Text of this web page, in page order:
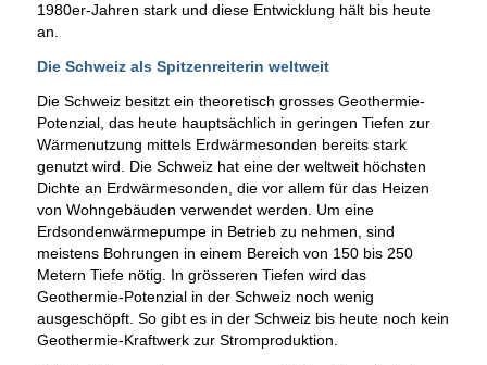
1980er-Jahren stark und diese Entwicklung hält bis heute
an.
Die Schweiz als Spitzenreiterin weltweit
Die Schweiz besitzt ein theoretisch grosses Geothermie-
Potenzial, das heute hauptsächlich in geringen Tiefen zur
Wärmenutzung mittels Erdwärmesonden bereits stark
genutzt wird. Die Schweiz hat eine der weltweit höchsten
Dichte an Erdwärmesonden, die vor allem für das Heizen
von Wohngebäuden verwendet werden. Um eine
Erdsondenwärmepumpe in Betrieb zu nehmen, sind
meistens Bohrungen in einem Bereich von 150 bis 250
Metern Tiefe nötig. In grösseren Tiefen wird das
Geothermie-Potenzial in der Schweiz noch wenig
ausgeschöpft. So gibt es in der Schweiz bis heute noch kein
Geothermie-Kraftwerk zur Stromproduktion.